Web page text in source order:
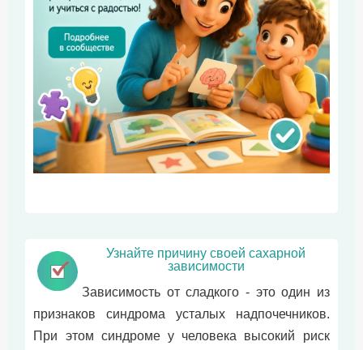
Узнайте причину своей сахарной
зависимости
Зависимость от сладкого - это один из
признаков синдрома усталых надпочечников.
При этом синдроме у человека высокий риск